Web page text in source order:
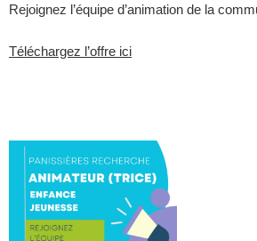
Rejoignez l’équipe d’animation de la
Téléchargez l’offre ici